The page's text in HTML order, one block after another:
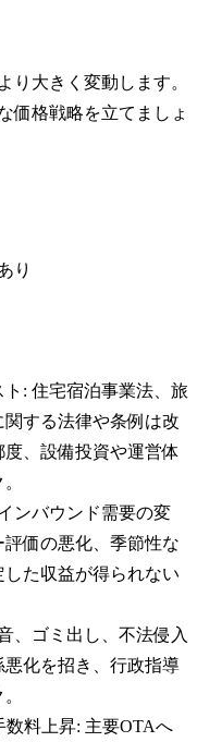
り大きく変動します。
価格戦略を立てましょ
り
: 住宅宿泊事業法、旅
する法律や条例は改
、設備投資や運営体
ンバウンド需要の変
価の悪化、季節性な
た収益が得られない
、ゴミ出し、不法侵入
化を招き、行政指導
料上昇: 主要OTAへ